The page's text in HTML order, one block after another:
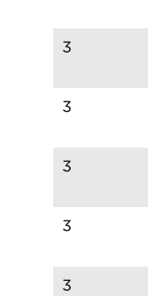
3
3
3
3
3